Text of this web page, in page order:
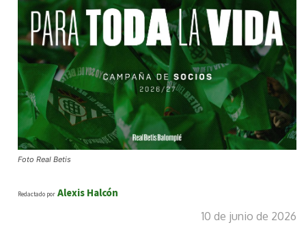
Foto Real Betis
Redactado por Alexis Halcón
10 de junio de 2026